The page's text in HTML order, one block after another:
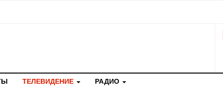
ТЕЛЕВИДЕНИЕ РАДИО